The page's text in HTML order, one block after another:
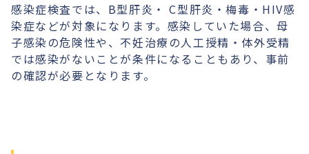
感染症検査では、B型肝炎・ C型肝炎・梅毒・HIV感
染症などが対象になります。感染していた場合、母
子感染の危険性や、不妊治療の人工授精・体外受精
では感染がないことが条件になることもあり、事前
の確認が必要となります。